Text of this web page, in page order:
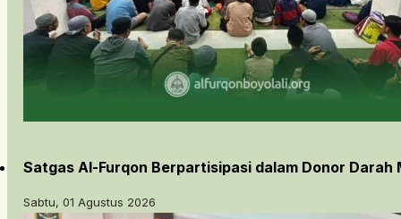
Satgas Al-Furqon Berpartisipasi dalam Donor Darah
Sabtu, 01 Agustus 2026